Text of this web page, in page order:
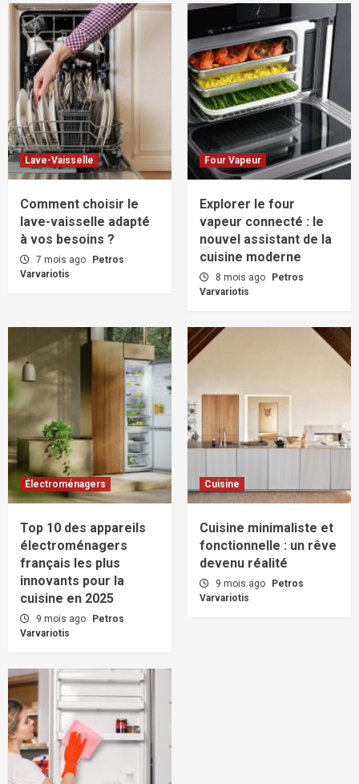
Lave-Vaisselle
Comment choisir le
lave-vaisselle adapté
à vos besoins ?
7 mois ago
Petros
Varvariotis
Four Vapeur
Explorer le four
vapeur connecté : le
nouvel assistant de la
cuisine moderne
8 mois ago
Petros
Varvariotis
Électroménagers
Top 10 des appareils
électroménagers
français les plus
innovants pour la
cuisine en 2025
9 mois ago
Petros
Varvariotis
Cuisine
Cuisine minimaliste et
fonctionnelle : un rêve
devenu réalité
9 mois ago
Petros
Varvariotis